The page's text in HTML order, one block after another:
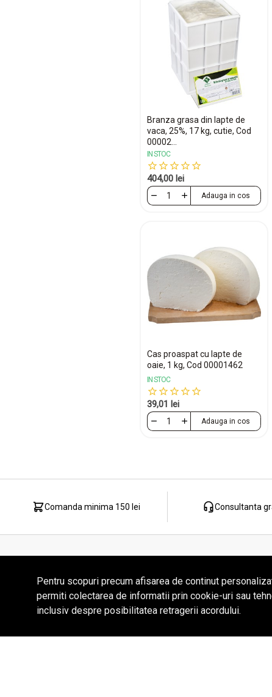
Branza grasa din lapte de
vaca, 25%, 17 kg, cutie, Cod
00002...
IN STOC
404,00 lei
Adauga in cos
Cas proaspat cu lapte de
oaie, 1 kg, Cod 00001462
IN STOC
39,01 lei
Adauga in cos
Comanda minima 150 lei Consultanta
Laktotrio 2001 Prod SRL
Str. Principala nr. 338, Loc. Horodniceni, Suceava
comenzi@laktotrio.ro
Pentru scopuri precum afisarea de continut
permiti colectarea de informatii prin cookie-uri sau
inclusiv despre posibilitatea retragerii acordului.